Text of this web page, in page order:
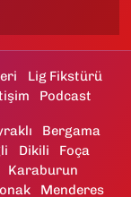
Lig Fikstürü
Podcast
Bergama
Dikili
Foça
Karaburun
Menderes